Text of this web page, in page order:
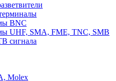
BNC
UHF, SMA, FME, TNC, SMB
сигнала
Molex